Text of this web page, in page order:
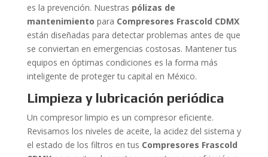
es la prevención. Nuestras pólizas de
mantenimiento para Compresores Frascold CDMX
están diseñadas para detectar problemas antes de que
se conviertan en emergencias costosas. Mantener tus
equipos en óptimas condiciones es la forma más
inteligente de proteger tu capital en México.
Limpieza y lubricación periódica
Un compresor limpio es un compresor eficiente.
Revisamos los niveles de aceite, la acidez del sistema y
el estado de los filtros en tus Compresores Frascold